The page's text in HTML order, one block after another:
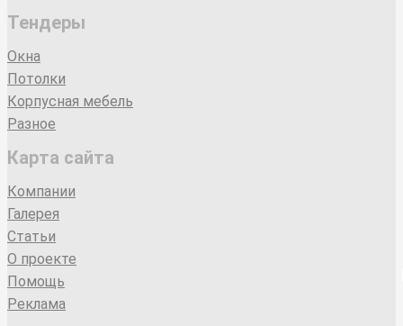
Тендеры
Окна
Потолки
Корпусная мебель
Разное
Карта сайта
Компании
Галерея
Статьи
О проекте
Помощь
Реклама